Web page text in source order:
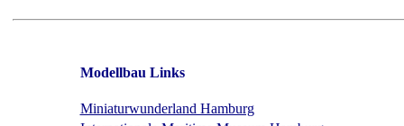
Modellbau Links
Miniaturwunderland Hamburg